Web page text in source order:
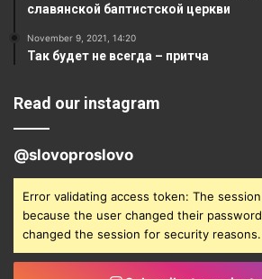
славянской баптистской церкви
November 9, 2021, 14:20
Так будет не всегда – притча
Read our instagram
@slovoproslovo
Error validating access token: The
because the user changed their
changed the session for security reasons.